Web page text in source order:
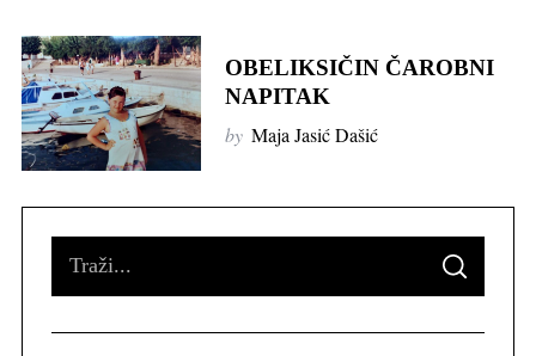
OBELIKSIČIN ČAROBNI
NAPITAK
by Maja Jasić Dašić
S
A
C